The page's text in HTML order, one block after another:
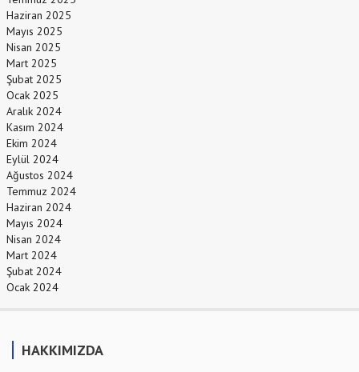
Haziran 2025
Mayıs 2025
Nisan 2025
Mart 2025
Şubat 2025
Ocak 2025
Aralık 2024
Kasım 2024
Ekim 2024
Eylül 2024
Ağustos 2024
Temmuz 2024
Haziran 2024
Mayıs 2024
Nisan 2024
Mart 2024
Şubat 2024
Ocak 2024
HAKKIMIZDA